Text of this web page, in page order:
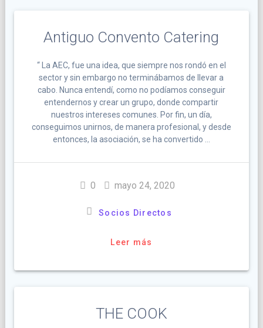
Antiguo Convento Catering
“ La AEC, fue una idea, que siempre nos rondó en el
sector y sin embargo no terminábamos de llevar a
cabo. Nunca entendí, como no podíamos conseguir
entendernos y crear un grupo, donde compartir
nuestros intereses comunes. Por fin, un día,
conseguimos unirnos, de manera profesional, y desde
entonces, la asociación, se ha convertido …
0 mayo 24, 2020
Socios Directos
Leer más
THE COOK